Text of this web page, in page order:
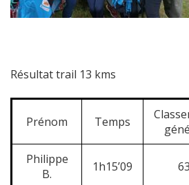
Résultat trail 13 kms
Prénom Temps
Philippe
B.
1h15’09 63